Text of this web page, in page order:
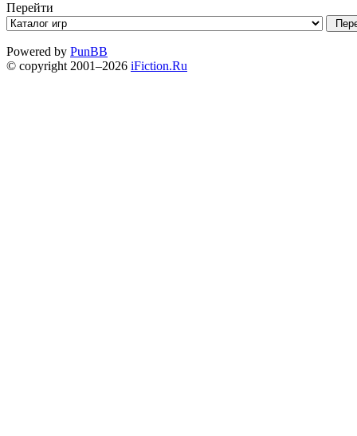
Перейти
Powered by PunBB
© copyright 2001–2026 iFiction.Ru